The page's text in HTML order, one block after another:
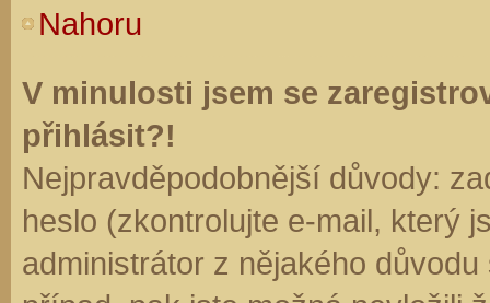
Nahoru
V minulosti jsem se
přihlásit?!
Nejpravděpodobnější důvody:
heslo (zkontrolujte e-mail, který
administrátor z nějakého